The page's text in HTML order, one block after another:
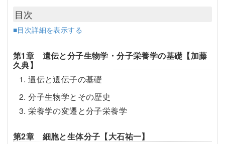
目次
■目次詳細を表示する
第1章 遺伝と分子生物学・分子栄養学の基礎【加藤
久典】
1. 遺伝と遺伝子の基礎
2. 分子生物学とその歴史
3. 栄養学の変遷と分子栄養学
第2章 細胞と生体分子【大石祐一】